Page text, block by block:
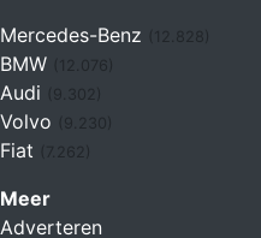
Mercedes-Benz
BMW (12.076)
Audi
Volvo
Fiat (7.262)
Meer
Adverteren